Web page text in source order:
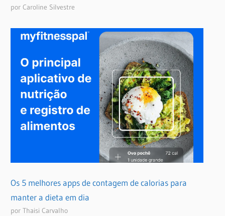
por Caroline Silvestre
Os 5 melhores apps de contagem de calorias para
manter a dieta em dia
por Thaisi Carvalho